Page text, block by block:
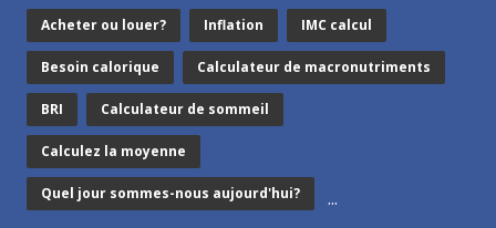
Acheter ou louer? Inflation IMC calcul
Besoin calorique Calculateur de macronutriments
BRI Calculateur de sommeil
Calculez la moyenne
Quel jour sommes-nous aujourd'hui? ...